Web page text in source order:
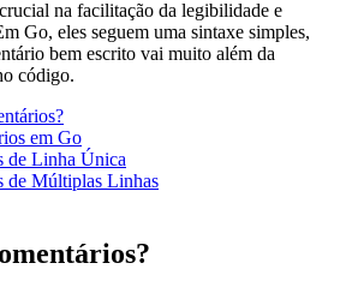
na facilitação da legibilidade e
Go, eles seguem uma sintaxe simples,
bem escrito vai muito além da
código.
em Go
de Linha Única
de Múltiplas Linhas